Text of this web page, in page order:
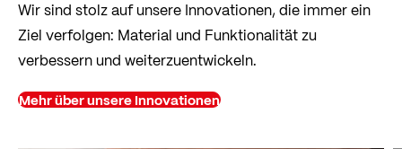
Wir sind stolz auf unsere Innovationen, die immer ein
Ziel verfolgen: Material und Funktionalität zu
verbessern und weiterzuentwickeln.
Mehr über unsere Innovationen